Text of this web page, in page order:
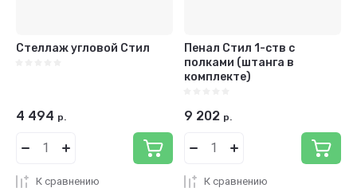
Стеллаж угловой Стил
4 494 р.
К сравнению
Пенал Стил 1-ств с
полками (штанга в
комплекте)
9 202 р.
К сравнению